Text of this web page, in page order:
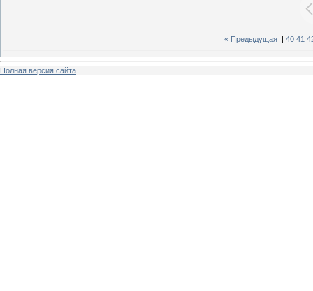
« Предыдущая 40 41
Полная версия сайта